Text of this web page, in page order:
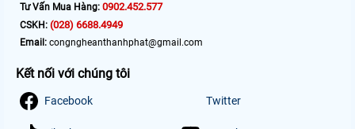
Tư Vấn Mua Hàng: 0902.452.577
CSKH: (028) 6688.4949
Email: congngheanthanhphat@gmail.com
Kết nối với chúng tôi
Facebook Twitter